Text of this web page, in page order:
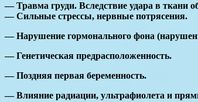
— Травма груди. Вследствие удара в ткани
— Сильные стрессы, нервные потрясения.
— Нарушение гормонального фона
— Генетическая предрасположенность.
— Поздняя первая беременность.
— Влияние радиации, ультрафиолета и